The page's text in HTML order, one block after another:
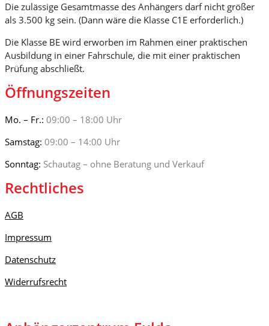
Die zulässige Gesamtmasse des Anhängers darf nicht größer
als 3.500 kg sein. (Dann wäre die Klasse C1E erforderlich.)
Die Klasse BE wird erworben im Rahmen einer praktischen
Ausbildung in einer Fahrschule, die mit einer praktischen
Prüfung abschließt.
Öffnungszeiten
Mo. – Fr.: 09:00 – 18:00 Uhr
Samstag: 09:00 – 14:00 Uhr
Sonntag: Schautag – ohne Beratung und Verkauf
Rechtliches
AGB
Impressum
Datenschutz
Widerrufsrecht